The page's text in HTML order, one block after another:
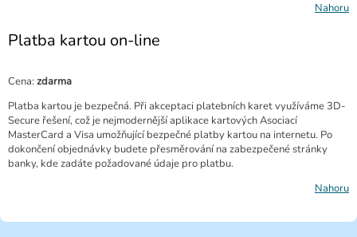
Nahoru
Platba kartou on-line
Cena: zdarma
Platba kartou je bezpečná. Při akceptaci platebních karet využíváme 3D-
Secure řešení, což je nejmodernější aplikace kartových Asociací
MasterCard a Visa umožňující bezpečné platby kartou na internetu. Po
dokončení objednávky budete přesměrování na zabezpečené stránky
banky, kde zadáte požadované údaje pro platbu.
Nahoru